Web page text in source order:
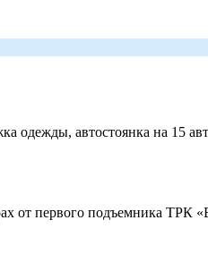
одежды, автостоянка на 15
от первого подъемника ТРК